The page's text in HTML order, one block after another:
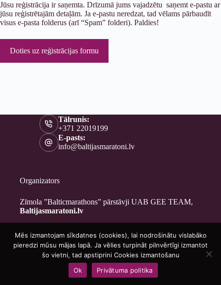
Jūsu reģistrācija ir saņemta. Drīzumā jums vajadzētu saņemt e-pastu ar
jūsu reģistrētajām detaļām. Ja e-pastu neredzat, tad vēlams pārbaudīt
visus e-pasta folderus (arī “Spam” folderi). Paldies!
Doties uz reģistrācijas formu
Tālrunis:
+371 22019199
E-pasts:
info@baltijasmaratoni.lv
Organizators
Zīmola ”Balticmarathons” pārstāvji UAB GEE TEAM,
Baltijasmaratoni.lv
Kontakti
Par mums
Brīvprātīgajiem
Privātuma politika
Copyright © 2026 - Baltijasmaratoni.lv
Mēs izmantojam sīkdatnes (cookies), lai nodrošinātu vislabāko
pieredzi mūsu mājas lapā. Ja vēlies turpināt pilnvērtīgi izmantot
šo vietni, tad apstiprini Cookies izmantošanu
Ok
Privātuma politika